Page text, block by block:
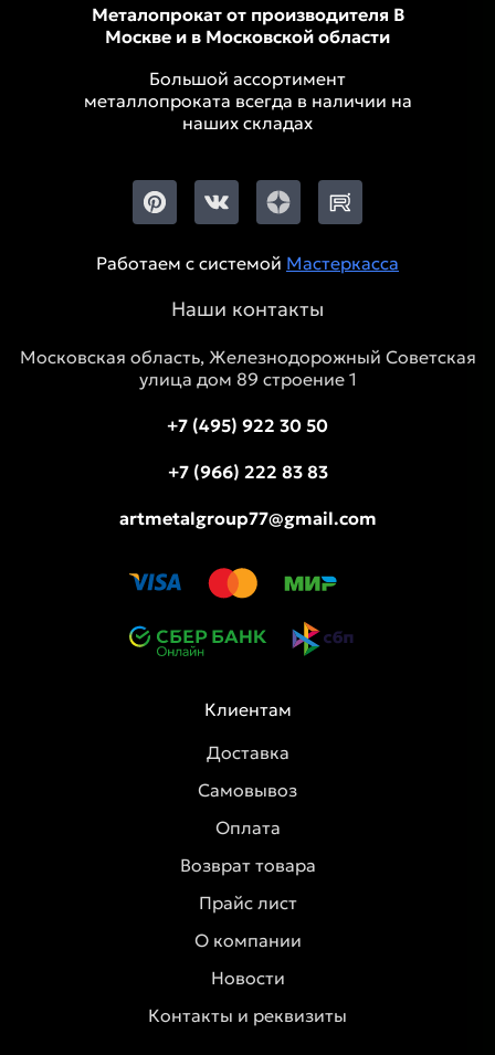
Металопрокат от производителя В
Москве и в Московской области
Большой ассортимент
металлопроката всегда в наличии на
наших складах
Работаем с системой Мастеркасса
Наши контакты
Московская область, Железнодорожный Советская
улица дом 89 строение 1
+7 (495) 922 30 50
+7 (966) 222 83 83
artmetalgroup77@gmail.com
Клиентам
Доставка
Самовывоз
Оплата
Возврат товара
Прайс лист
О компании
Новости
Контакты и реквизиты